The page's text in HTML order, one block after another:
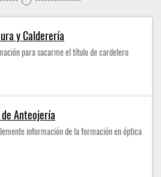
y Calderería
para sacarme el título de cardelero
Anteojería
información de la formación en óptica